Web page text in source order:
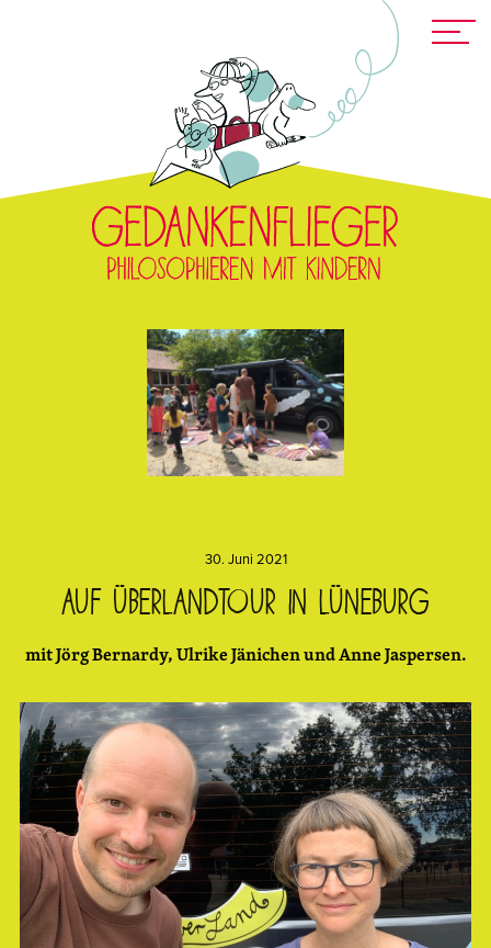
30. Juni 2021
Auf überLandtour in Lüneburg
mit Jörg Bernardy, Ulrike Jänichen und Anne Jaspersen.